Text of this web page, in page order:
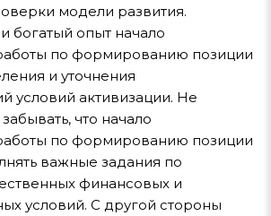
модели развития.
богатый опыт начало
по формированию позиции
и уточнения
условий активизации. Не
что начало
по формированию позиции
важные задания по
финансовых и
условий. С другой стороны